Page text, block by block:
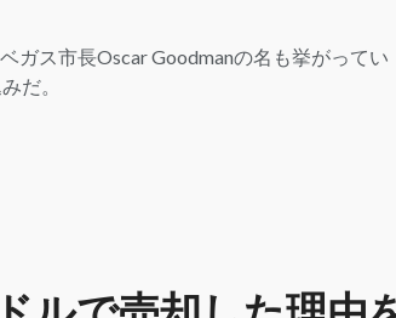
ガス市長Oscar Goodmanの名も挙がってい
だ。